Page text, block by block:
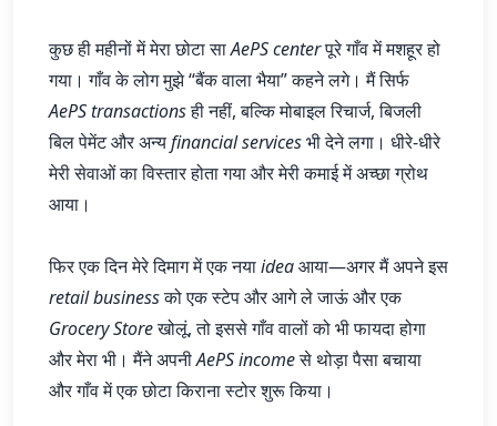
कुछ ही महीनों में मेरा छोटा साAePS centerपूरे गाँव में मशहूर हो
गया। गाँव के लोग मुझे “बैंक वाला भैया” कहने लगे। मैं सिर्फ
AePS transactionsही नहीं, बल्कि मोबाइल रिचार्ज, बिजली
बिल पेमेंट और अन्यfinancial servicesभी देने लगा। धीरे-धीरे
मेरी सेवाओं का विस्तार होता गया और मेरी कमाई में अच्छा ग्रोथ
आया।
फिर एक दिन मेरे दिमाग में एक नयाideaआया—अगर मैं अपने इस
retail businessको एक स्टेप और आगे ले जाऊं और एक
Grocery Storeखोलूं, तो इससे गाँव वालों को भी फायदा होगा
और मेरा भी। मैंने अपनीAePS incomeसे थोड़ा पैसा बचाया
और गाँव में एक छोटा किराना स्टोर शुरू किया।